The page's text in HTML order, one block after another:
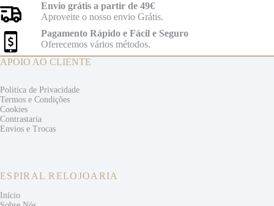
Envio grátis a partir de 49€
Aproveite o nosso envio Grátis.
Pagamento Rápido e Fácil e Seguro
Oferecemos vários métodos.
APOIO AO CLIENTE
Politica de Privacidade
Termos e Condições
Cookies
Contrastaria
Envios e Trocas
ESPIRAL RELOJOARIA
Início